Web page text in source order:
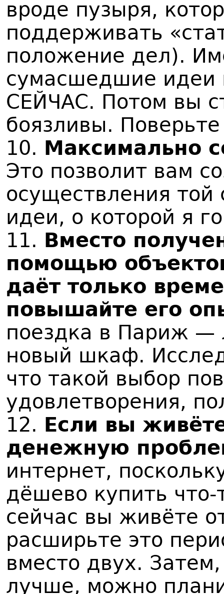
вроде пузыря,
поддерживать
положение дел).
сумасшедшие идеи
СЕЙЧАС. Потом вы
боязливы.
10. Максимально
Это позволит вам
осуществления
идеи, о которой я
11. Вместо
помощью
даёт только
повышайте его
поездка в Париж
новый шкаф.
что такой выбор
удовлетворения,
12. Если вы
денежную
интернет,
дёшево купить
сейчас вы живёте
расширьте это
вместо двух.
лучше, можно